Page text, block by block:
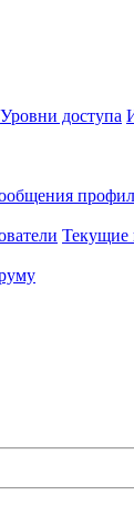
Уровни доступа
Текущие